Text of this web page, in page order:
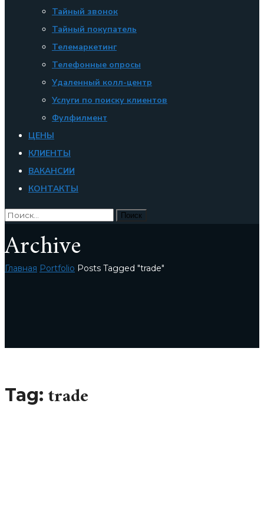
Тайный звонок
Тайный покупатель
Телемаркетинг
Телефонные опросы
Удаленный колл-центр
Услуги по поиску клиентов
Фулфилмент
ЦЕНЫ
КЛИЕНТЫ
ВАКАНСИИ
КОНТАКТЫ
Archive
Главная Portfolio Posts Tagged "trade"
Tag: trade